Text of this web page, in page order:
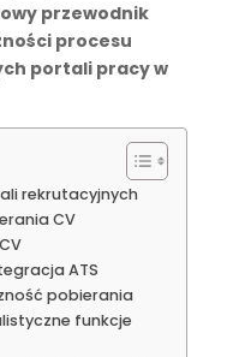
przewodnik
procesu
portali pracy w
rekrutacyjnych
CV
ATS
pobierania
funkcje